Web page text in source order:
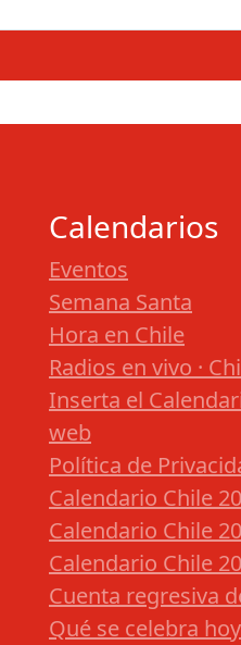
Calendarios
Eventos
Semana Santa
Hora en Chile
Radios en vivo ·
Inserta el
web
Política de
Calendario Chile
Calendario Chile
Calendario Chile
Cuenta regresiva
Qué se celebra